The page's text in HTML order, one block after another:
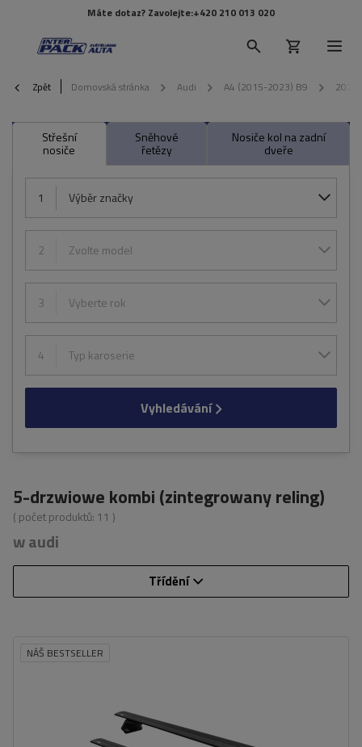
Máte dotaz? Zavolejte:+420 210 013 020
Zpět Domovská stránka Audi A4 (2015-2023) B9 2020
Střešní
nosiče
Sněhové
řetězy
Nosiče kol na zadní
dveře
1 Výběr značky
2 Zvolte model
3 Vyberte rok
4 Typ karoserie
Vyhledávání
5-drzwiowe kombi (zintegrowany reling)
( počet produktů: 11 )
w audi
Třídění
NÁŠ BESTSELLER